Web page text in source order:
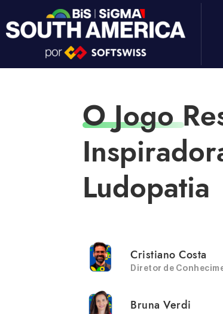
O Jogo
Ludopatia
Cristiano Costa
Diretor de
Bruna Verdi